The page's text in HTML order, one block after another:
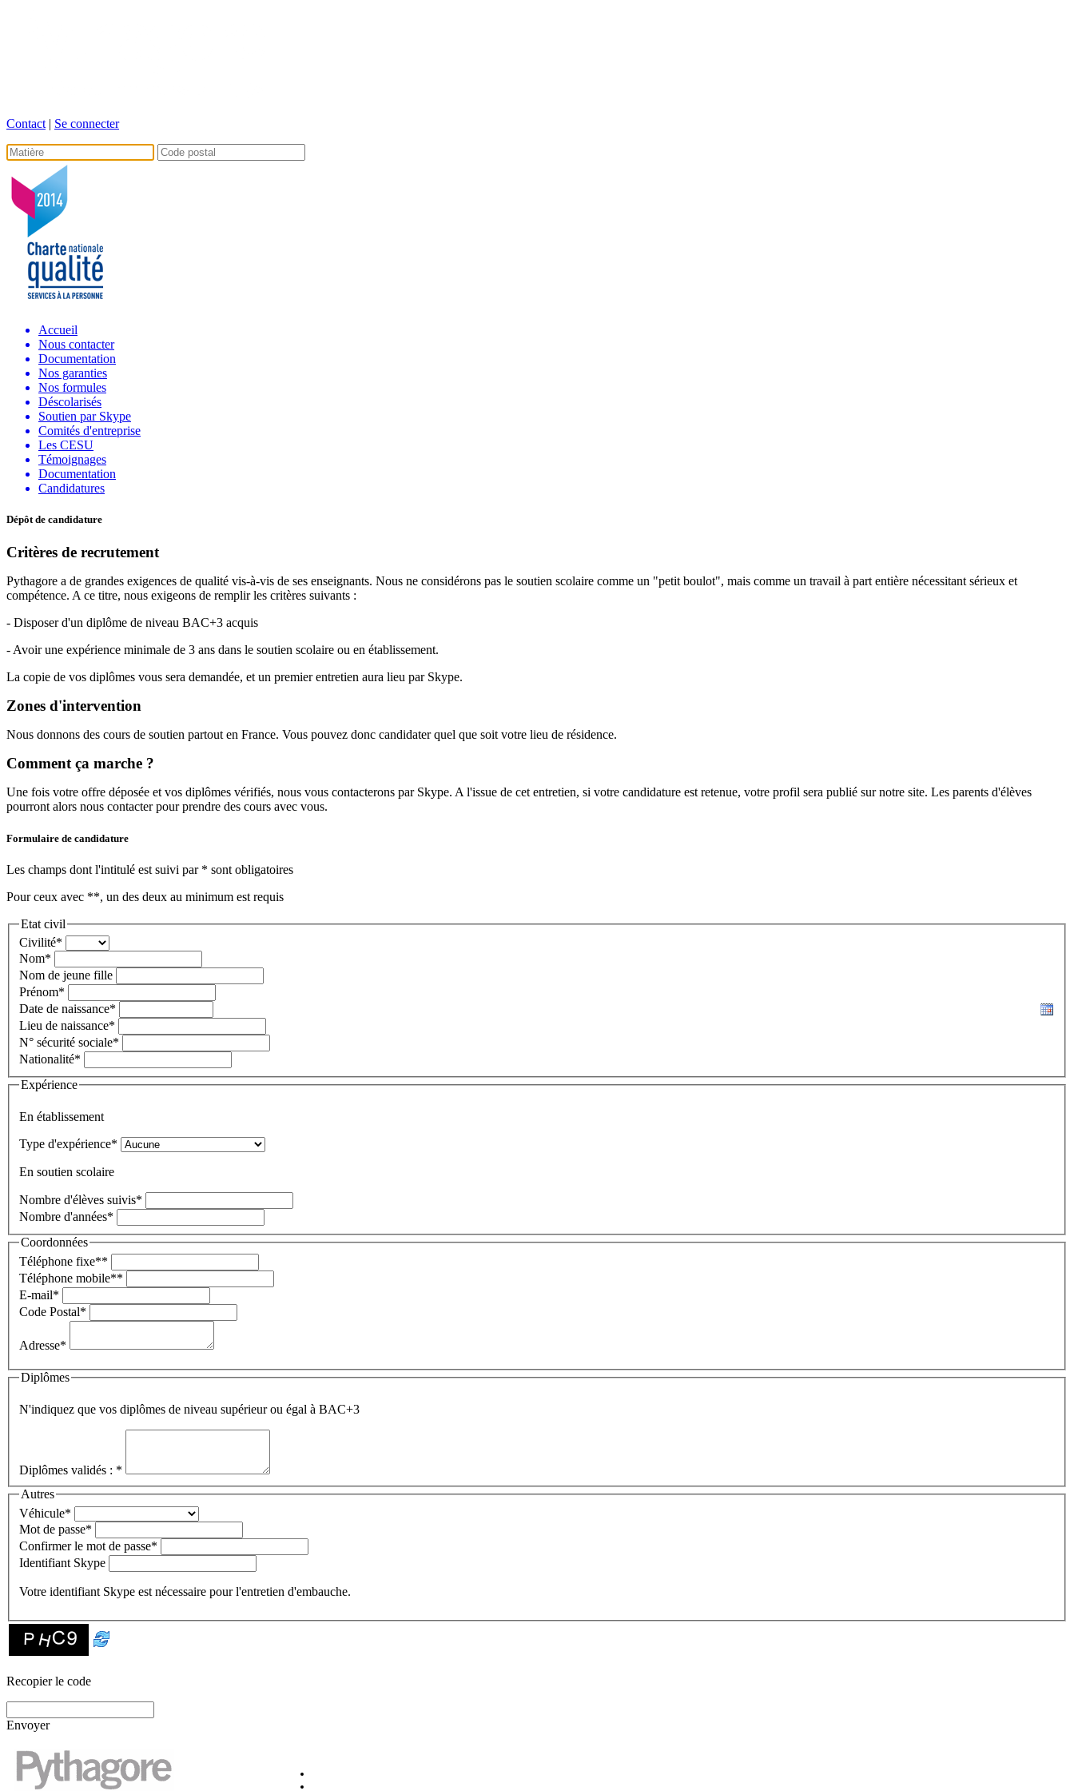
Contact | Se connecter
Accueil
Nous contacter
Documentation
Nos garanties
Nos formules
Déscolarisés
Soutien par Skype
Comités d'entreprise
Les CESU
Témoignages
Documentation
Candidatures
Dépôt de candidature
Critères de recrutement
Pythagore a de grandes exigences de qualité vis-à-vis de ses enseignants. Nous ne considérons pas le soutien scolaire comme un "petit boulot", mais comme un travail à part entière nécessitant sérieux et
compétence. A ce titre, nous exigeons de remplir les critères suivants :
- Disposer d'un diplôme de niveau BAC+3 acquis
- Avoir une expérience minimale de 3 ans dans le soutien scolaire ou en établissement.
La copie de vos diplômes vous sera demandée, et un premier entretien aura lieu par Skype.
Zones d'intervention
Nous donnons des cours de soutien partout en France. Vous pouvez donc candidater quel que soit votre lieu de résidence.
Comment ça marche ?
Une fois votre offre déposée et vos diplômes vérifiés, nous vous contacterons par Skype. A l'issue de cet entretien, si votre candidature est retenue, votre profil sera publié sur notre site. Les parents d'élèves
pourront alors nous contacter pour prendre des cours avec vous.
Formulaire de candidature
Les champs dont l'intitulé est suivi par * sont obligatoires
Pour ceux avec **, un des deux au minimum est requis
Etat civil
Civilité*
Nom*
Nom de jeune fille
Prénom*
Date de naissance*
Lieu de naissance*
N° sécurité sociale*
Nationalité*
Expérience
En établissement
Type d'expérience*
En soutien scolaire
Nombre d'élèves suivis*
Nombre d'années*
Coordonnées
Téléphone fixe**
Téléphone mobile**
E-mail*
Code Postal*
Adresse*
Diplômes
N'indiquez que vos diplômes de niveau supérieur ou égal à BAC+3
Diplômes validés : *
Autres
Véhicule*
Mot de passe*
Confirmer le mot de passe*
Identifiant Skype
Votre identifiant Skype est nécessaire pour l'entretien d'embauche.
Recopier le code
Envoyer